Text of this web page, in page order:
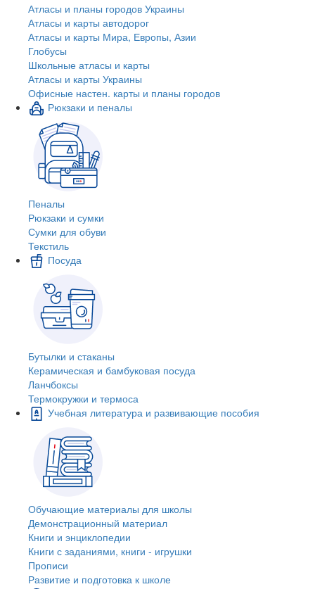
Атласы и планы городов Украины
Атласы и карты автодорог
Атласы и карты Мира, Европы, Азии
Глобусы
Школьные атласы и карты
Атласы и карты Украины
Офисные настен. карты и планы городов
Рюкзаки и пеналы
Пеналы
Рюкзаки и сумки
Сумки для обуви
Текстиль
Посуда
Бутылки и стаканы
Керамическая и бамбуковая посуда
Ланчбоксы
Термокружки и термоса
Учебная литература и развивающие пособия
Обучающие материалы для школы
Демонстрационный материал
Книги и энциклопедии
Книги с заданиями, книги - игрушки
Прописи
Развитие и подготовка к школе